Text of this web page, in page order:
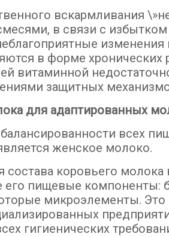
вскармливания
в связи с избытком
изменения
в форме хронических
витаминной
защитных
для адаптированных
всех
женское молоко.
состава коровьего
пищевые компоненты:
микроэлементы. Это
гигиенических